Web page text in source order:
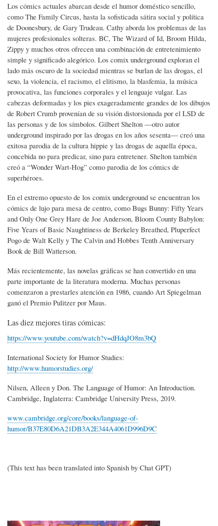
Los cómics actuales abarcan desde el humor doméstico sencillo,
como The Family Circus, hasta la sofisticada sátira social y política
de Doonesbury, de Gary Trudeau. Cathy aborda los problemas de las
mujeres profesionales solteras. BC, The Wizard of Id, Broom Hilda,
Zippy y muchos otros ofrecen una combinación de entretenimiento
simple y significado alegórico. Los comix underground exploran el
lado más oscuro de la sociedad mientras se burlan de las drogas, el
sexo, la violencia, el racismo, el elitismo, la blasfemia, la música
provocativa, las funciones corporales y el lenguaje vulgar. Las
cabezas deformadas y los pies exageradamente grandes de los dibujos
de Robert Crumb provenían de su visión distorsionada por el LSD de
las personas y de los símbolos. Gilbert Shelton —otro autor
underground inspirado por las drogas en los años sesenta— creó una
exitosa parodia de la cultura hippie y las drogas de aquella época,
concebida no para predicar, sino para entretener. Shelton también
creó a “Wonder Wart-Hog” como parodia de los cómics de
superhéroes.
En el extremo opuesto de los comix underground se encuentran los
cómics de lujo para mesa de centro, como Bugs Bunny: Fifty Years
and Only One Grey Hare de Joe Anderson, Bloom County Babylon:
Five Years of Basic Naughtiness de Berkeley Breathed, Pluperfect
Pogo de Walt Kelly y The Calvin and Hobbes Tenth Anniversary
Book de Bill Watterson.
Más recientemente, las novelas gráficas se han convertido en una
parte importante de la literatura moderna. Muchas personas
comenzaron a prestarles atención en 1986, cuando Art Spiegelman
ganó el Premio Pulitzer por Maus.
Las diez mejores tiras cómicas:
https://www.youtube.com/watch?v=dHdqJO8m3bQ
International Society for Humor Studies:
http://www.humorstudies.org/
Nilsen, Alleen y Don. The Language of Humor: An Introduction.
Cambridge, Inglaterra: Cambridge University Press, 2019.
www.cambridge.org/core/books/language-of-
humor/B37E80D6A21DB3A2E344A4061D996D9C
(This text has been translated into Spanish by Chat GPT)